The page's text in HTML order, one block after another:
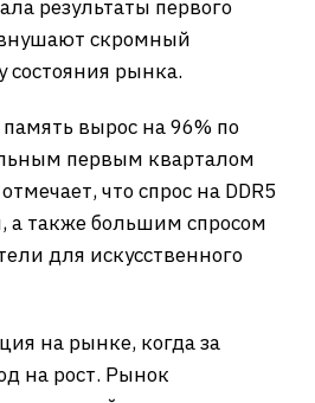
результаты первого
скромный
состояния рынка.
вырос на 96% по
первым кварталом
что спрос на DDR5
а также большим спросом
для искусственного
на рынке, когда за
на рост. Рынок